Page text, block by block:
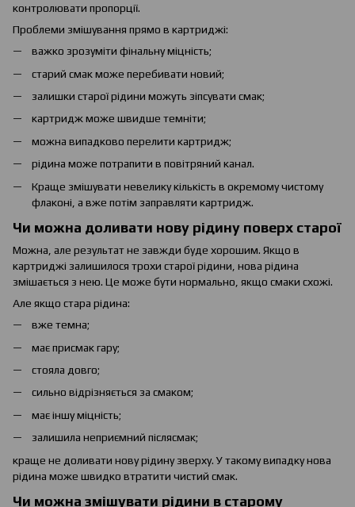
контролювати пропорції.
Проблеми змішування прямо в картриджі:
важко зрозуміти фінальну міцність;
старий смак може перебивати новий;
залишки старої рідини можуть зіпсувати смак;
картридж може швидше темніти;
можна випадково перелити картридж;
рідина може потрапити в повітряний канал.
Краще змішувати невелику кількість в окремому чистому
флаконі, а вже потім заправляти картридж.
Чи можна доливати нову рідину поверх старої
Можна, але результат не завжди буде хорошим. Якщо в
картриджі залишилося трохи старої рідини, нова рідина
змішається з нею. Це може бути нормально, якщо смаки схожі.
Але якщо стара рідина:
вже темна;
має присмак гару;
стояла довго;
сильно відрізняється за смаком;
має іншу міцність;
залишила неприємний післясмак;
краще не доливати нову рідину зверху. У такому випадку нова
рідина може швидко втратити чистий смак.
Чи можна змішувати рідини в старому